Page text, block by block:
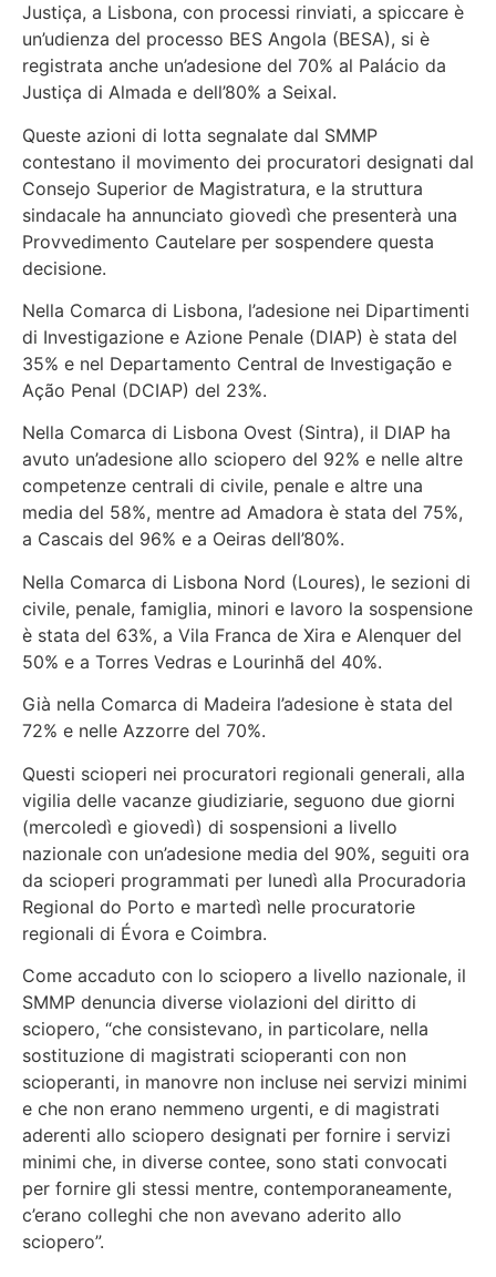
Justiça, a Lisbona, con processi rinviati, a spiccare è
un’udienza del processo BES Angola (BESA), si è
registrata anche un’adesione del 70% al Palácio da
Justiça di Almada e dell’80% a Seixal.
Queste azioni di lotta segnalate dal SMMP
contestano il movimento dei procuratori designati dal
Consejo Superior de Magistratura, e la struttura
sindacale ha annunciato giovedì che presenterà una
Provvedimento Cautelare per sospendere questa
decisione.
Nella Comarca di Lisbona, l’adesione nei Dipartimenti
di Investigazione e Azione Penale (DIAP) è stata del
35% e nel Departamento Central de Investigação e
Ação Penal (DCIAP) del 23%.
Nella Comarca di Lisbona Ovest (Sintra), il DIAP ha
avuto un’adesione allo sciopero del 92% e nelle altre
competenze centrali di civile, penale e altre una
media del 58%, mentre ad Amadora è stata del 75%,
a Cascais del 96% e a Oeiras dell’80%.
Nella Comarca di Lisbona Nord (Loures), le sezioni di
civile, penale, famiglia, minori e lavoro la sospensione
è stata del 63%, a Vila Franca de Xira e Alenquer del
50% e a Torres Vedras e Lourinhã del 40%.
Già nella Comarca di Madeira l’adesione è stata del
72% e nelle Azzorre del 70%.
Questi scioperi nei procuratori regionali generali, alla
vigilia delle vacanze giudiziarie, seguono due giorni
(mercoledì e giovedì) di sospensioni a livello
nazionale con un’adesione media del 90%, seguiti ora
da scioperi programmati per lunedì alla Procuradoria
Regional do Porto e martedì nelle procuratorie
regionali di Évora e Coimbra.
Come accaduto con lo sciopero a livello nazionale, il
SMMP denuncia diverse violazioni del diritto di
sciopero, “che consistevano, in particolare, nella
sostituzione di magistrati scioperanti con non
scioperanti, in manovre non incluse nei servizi minimi
e che non erano nemmeno urgenti, e di magistrati
aderenti allo sciopero designati per fornire i servizi
minimi che, in diverse contee, sono stati convocati
per fornire gli stessi mentre, contemporaneamente,
c’erano colleghi che non avevano aderito allo
sciopero”.